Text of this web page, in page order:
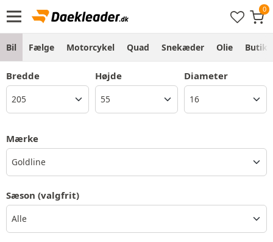
Bil Fælge Motorcykel Quad Snekæder Olie Butik
Bredde Højde Diameter
Mærke
Goldline
Sæson (valgfrit)